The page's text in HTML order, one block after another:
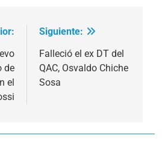
de
el
Siguiente:
Falleció el ex DT del
QAC, Osvaldo Chiche
Sosa